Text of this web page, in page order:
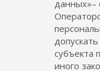
данных»–
субъекта
иного